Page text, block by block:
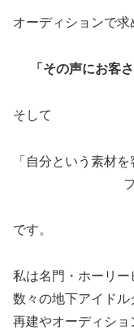
オーディションで求
「その声にお客
そして
「自分という素材
です。
私は名門・ホーリ
数々の地下アイド
再建やオーディショ